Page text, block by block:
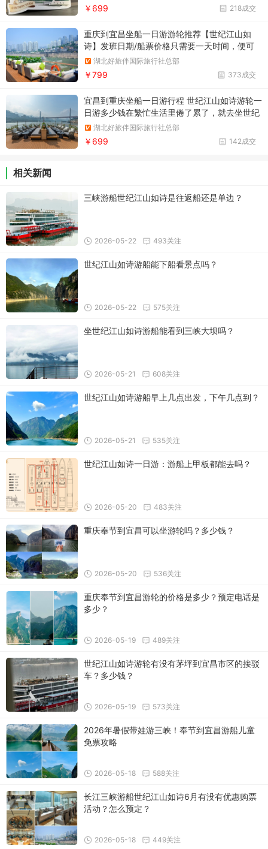
218成交
￥699
重庆到宜昌坐船一日游游轮推荐【世纪江山如
诗】发班日期/船票价格只需要一天时间，便可
以领略长江三峡的风光，看完西陵峡、巫峡、瞿
塘峡。
湖北好旅伴国际旅行社总部
373成交
￥799
宜昌到重庆坐船一日游行程 世纪江山如诗游轮一
日游多少钱在繁忙生活里倦了累了，就去坐世纪
江山如诗邮轮吧，奔赴一场与长江的浪漫约会。
湖北好旅伴国际旅行社总部
142成交
￥699
相关新闻
三峡游船世纪江山如诗是往返船还是单边？
493关注
2026-05-22
世纪江山如诗游船能下船看景点吗？
575关注
2026-05-22
坐世纪江山如诗游船能看到三峡大坝吗？
608关注
2026-05-21
世纪江山如诗游船早上几点出发，下午几点到？
535关注
2026-05-21
世纪江山如诗一日游：游船上甲板都能去吗？
483关注
2026-05-20
重庆奉节到宜昌可以坐游轮吗？多少钱？
536关注
2026-05-20
重庆奉节到宜昌游轮的价格是多少？预定电话是
多少？
489关注
2026-05-19
世纪江山如诗游轮有没有茅坪到宜昌市区的接驳
车？多少钱？
573关注
2026-05-19
2026年暑假带娃游三峡！奉节到宜昌游船儿童
免票攻略
588关注
2026-05-18
长江三峡游船世纪江山如诗6月有没有优惠购票
活动？怎么预定？
449关注
2026-05-18